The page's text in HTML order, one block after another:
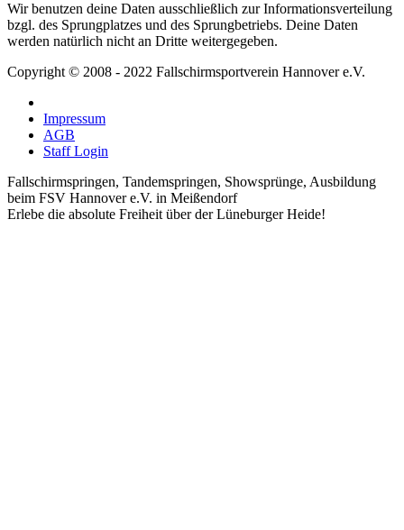
Wir benutzen deine Daten ausschließlich zur Informationsverteilung
bzgl. des Sprungplatzes und des Sprungbetriebs. Deine Daten
werden natürlich nicht an Dritte weitergegeben.
Copyright © 2008 - 2022 Fallschirmsportverein Hannover e.V.
Impressum
AGB
Staff Login
Fallschirmspringen, Tandemspringen, Showsprünge, Ausbildung
beim FSV Hannover e.V. in Meißendorf
Erlebe die absolute Freiheit über der Lüneburger Heide!